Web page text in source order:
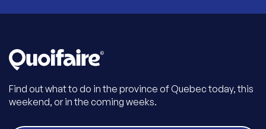
Find out what to do in the province of Quebec today, this
weekend, or in the coming weeks.